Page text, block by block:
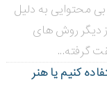
محتوایی به دلیل
دیگر روش های
گرفته...
کنیم یا هنر